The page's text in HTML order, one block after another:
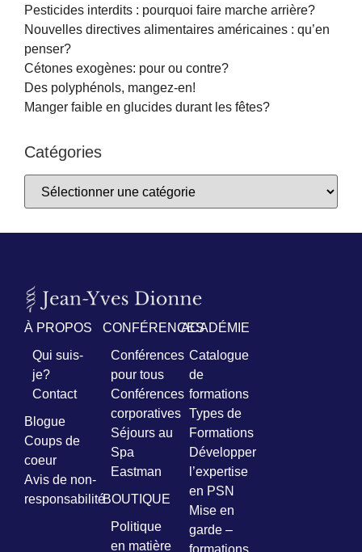
Pesticides interdits : pourquoi faire marche arrière?
Nouvelles directives alimentaires américaines : qu’en
penser?
Cétones exogènes: pour ou contre?
Des polyphénols, mangez-en!
Manger faible en glucides durant les fêtes?
Catégories
À PROPOS
Qui suis-
je?
Contact
Blogue
Coups de
coeur
Avis de non-
responsabilité
CONFÉRENCES
Conférences
pour tous
Conférences
corporatives
Séjours au
Spa
Eastman
BOUTIQUE
Politique
en matière
ACADÉMIE
Catalogue
de
formations
Types de
Formations
Développer
l’expertise
en PSN
Mise en
garde –